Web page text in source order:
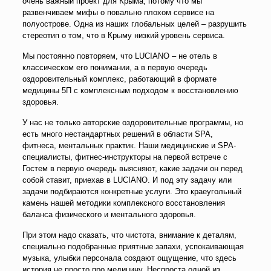
развенчиваем мифы о повально плохом сервисе на
полуострове. Одна из наших глобальных целей – разрушить
стереотип о том, что в Крыму низкий уровень сервиса.
Мы постоянно повторяем, что LUCIANO – не отель в
классическом его понимании, а в первую очередь
оздоровительный комплекс, работающий в формате
медицины 5П с комплексным подходом к восстановлению
здоровья.
У нас не только авторские оздоровительные программы, но
есть много нестандартных решений в области SPA,
фитнеса, ментальных практик. Наши медицинские и SPA-
специалисты, фитнес-инструкторы на первой встрече с
Гостем в первую очередь выясняют, какие задачи он перед
собой ставит, приехав в LUCIANO. И под эту задачу или
задачи подбираются конкретные услуги. Это краеугольный
камень нашей методики комплексного восстановления
баланса физического и ментального здоровья.
При этом надо сказать, что чистота, внимание к деталям,
специально подобранные приятные запахи, успокаивающая
музыка, улыбки персонала создают ощущение, что здесь